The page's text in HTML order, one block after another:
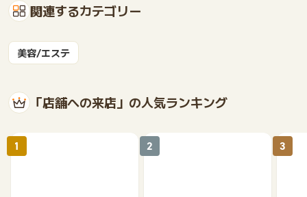
関連するカテゴリー
美容/エステ
「店舗への来店」の人気ランキング
1 2 3